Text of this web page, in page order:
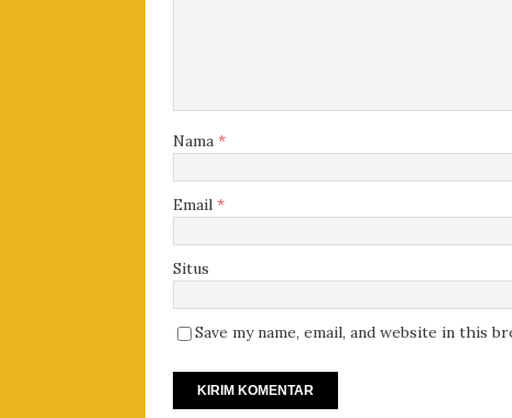
Nama *
Email *
Situs
Save my name, email, and website in this